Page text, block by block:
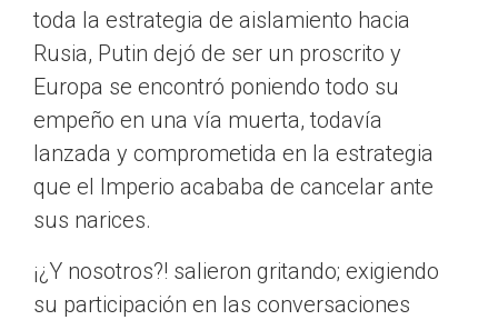
toda la estrategia de aislamiento hacia
Rusia, Putin dejó de ser un proscrito y
Europa se encontró poniendo todo su
empeño en una vía muerta, todavía
lanzada y comprometida en la estrategia
que el Imperio acababa de cancelar ante
sus narices.
¡¿Y nosotros?! salieron gritando; exigiendo
su participación en las conversaciones